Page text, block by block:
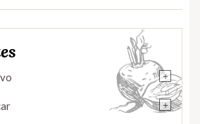
+
+